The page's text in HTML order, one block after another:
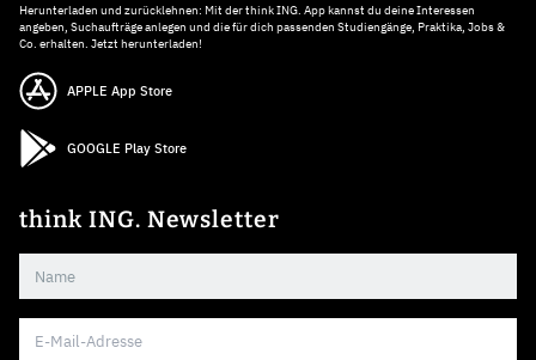
Herunterladen und zurücklehnen: Mit der think ING. App kannst du deine Interessen
angeben, Suchaufträge anlegen und die für dich passenden Studiengänge, Praktika, Jobs &
Co. erhalten. Jetzt herunterladen!
APPLE App Store
GOOGLE Play Store
think ING. Newsletter